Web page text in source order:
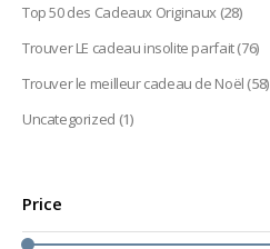
Top 50 des Cadeaux Originaux(28)
Trouver LE cadeau insolite parfait(76)
Trouver le meilleur cadeau de Noël(58)
Uncategorized (1)
Price